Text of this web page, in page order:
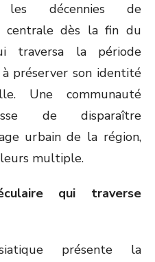
les décennies de
centrale dès la fin du
traversa la période
préserver son identité
Une communauté
de disparaître
urbain de la région,
multiple.
qui traverse
présente la